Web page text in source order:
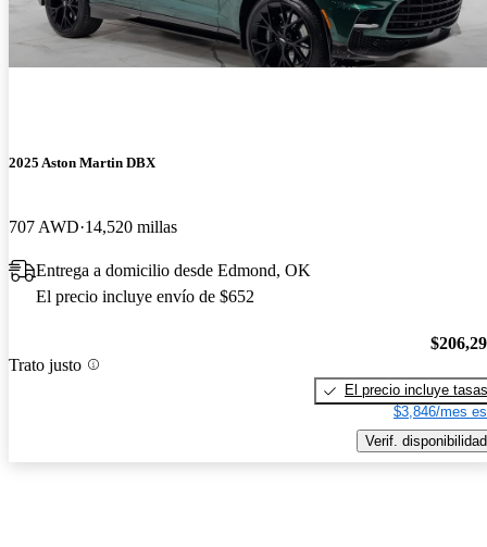
2025 Aston Martin DBX
707 AWD 14,520 millas
Entrega a domicilio desde Edmond, OK
El precio incluye envío de $652
Trato justo
El precio incluye tasas
$3,846/mes
Verif. disponibilidad